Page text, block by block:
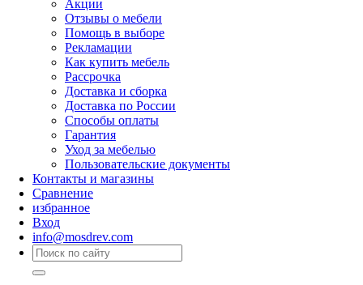
Акции
Отзывы о мебели
Помощь в выборе
Рекламации
Как купить мебель
Рассрочка
Доставка и сборка
Доставка по России
Способы оплаты
Гарантия
Уход за мебелью
Пользовательские документы
Контакты и магазины
Сравнение
избранное
Вход
info@mosdrev.com